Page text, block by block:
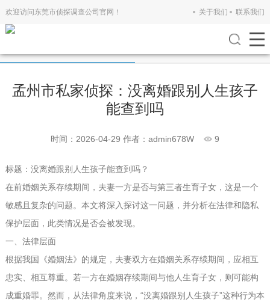
欢迎访问东莞市侦探调查公司官网！ 关于我们 联系我们
孟州市私家侦探：没离婚跟别人生孩子
能查到吗
时间：2026-04-29 作者：admin678W 9
标题：没离婚跟别人生孩子能查到吗？
在前婚姻关系存续期间，夫妻一方是否与第三者生育子女，这是一个
敏感且复杂的问题。本文将深入探讨这一问题，并分析在法律和隐私
保护层面，此类情况是否会被发现。
一、法律层面
根据我国《婚姻法》的规定，夫妻双方在婚姻关系存续期间，应相互
忠实、相互尊重。若一方在婚姻存续期间与他人生育子女，则可能构
成重婚罪。然而，从法律角度来说，“没离婚跟别人生孩子”这种行为本